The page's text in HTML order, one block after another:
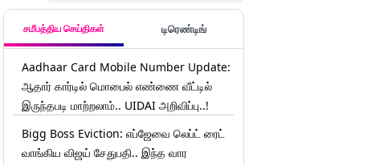
சமீபத்திய செய்திகள் டிரெண்டிங்
Aadhaar Card Mobile Number Update:
ஆதார் கார்டில் மொபைல் எண்ணை வீட்டில்
இருந்தபடி மாற்றலாம்.. UIDAI அறிவிப்பு..!
Bigg Boss Eviction: எப்ஜேவை லெப்ட் ரைட்
வாங்கிய விஜய் சேதுபதி.. இந்த வார